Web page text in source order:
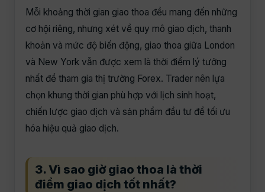
Mỗi khoảng thời gian giao thoa đều mang đến những
cơ hội riêng, nhưng xét về quy mô giao dịch, thanh
khoản và mức độ biến động, giao thoa giữa London
và New York vẫn được xem là thời điểm lý tưởng
nhất để tham gia thị trường Forex. Trader nên lựa
chọn khung thời gian phù hợp với lịch sinh hoạt,
chiến lược giao dịch và sản phẩm đầu tư để tối ưu
hóa hiệu quả giao dịch.
3. Vì sao giờ giao thoa là thời
điểm giao dịch tốt nhất?